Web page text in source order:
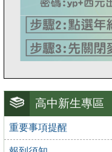
高中新生專區
重要事項提醒